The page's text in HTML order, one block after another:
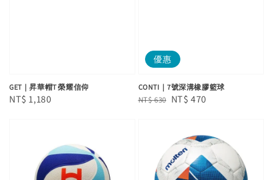
GET｜昇華帽T 榮耀信仰
Regular
NT$ 1,180
優惠
CONTI｜7號深溝橡膠籃球
Regular
NT$ 630 Sale
NT$ 470